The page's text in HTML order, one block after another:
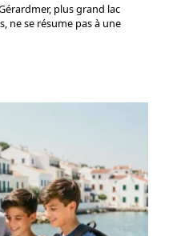
plus grand lac
ne se résume pas à une